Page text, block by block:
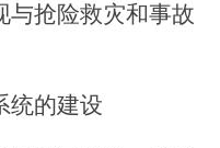
与抢险救灾和事故
统的建设